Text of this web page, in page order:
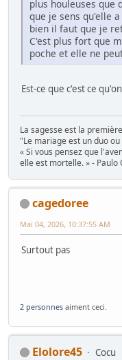
plus houleuses que
que je sens qu'elle
bien il faut que je
C'est plus fort que
poche et elle ne
Est-ce que c'est ce
La sagesse est la
"Le mariage est un duo
« Si vous pensez que
elle est mortelle. » - Paulo
cagedoree
Mai 04, 2026, 10:37:55 AM
Surtout pas
2 personnes aiment ceci.
Elolore45
Cocu